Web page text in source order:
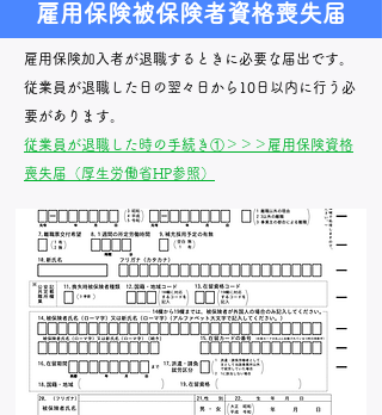
雇用保険被保険者資格喪失届
雇用保険加入者が退職するときに必要な届出です。
従業員が退職した日の翌々日から10日以内に行う必
要があります。
​従業員が退職した時の手続き①＞＞＞雇用保険資格
喪失届（厚生労働省HP参照）